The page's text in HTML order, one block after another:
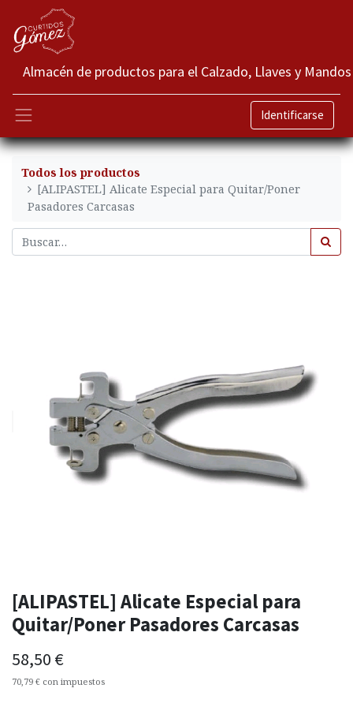
Almacén de productos para el Calzado, Llaves y Mandos
Identificarse
Todos los productos
[ALIPASTEL] Alicate Especial para Quitar/Poner
Pasadores Carcasas
[ALIPASTEL] Alicate Especial para
Quitar/Poner Pasadores Carcasas
58,50 €
70,79 € con impuestos